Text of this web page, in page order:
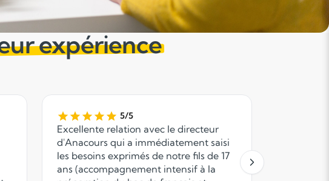
expérience
5/5
Excellente relation avec le directeur
d'Anacours qui a immédiatement saisi
les besoins exprimés de notre fils de 17
ans (accompagnement intensif à la